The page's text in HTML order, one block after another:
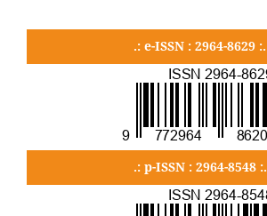
.: e-ISSN : 2964-8629 :.
.: p-ISSN : 2964-8548 :.